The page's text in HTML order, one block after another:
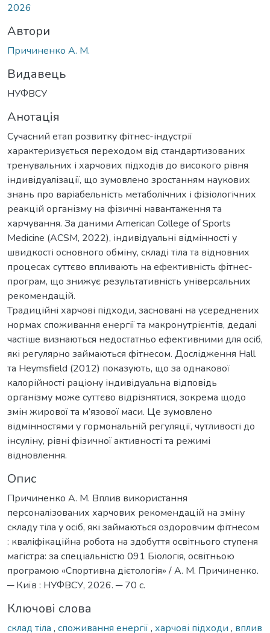
2026
Автори
Причиненко А. М.
Видавець
НУФВСУ
Анотація
Сучасний етап розвитку фітнес-індустрії
характеризується переходом від стандартизованих
тренувальних і харчових підходів до високого рівня
індивідуалізації, що зумовлено зростанням наукових
знань про варіабельність метаболічних і фізіологічних
реакцій організму на фізичні навантаження та
харчування. За даними American College of Sports
Medicine (ACSM, 2022), індивідуальні відмінності у
швидкості основного обміну, складі тіла та відновних
процесах суттєво впливають на ефективність фітнес-
програм, що знижує результативність універсальних
рекомендацій.
Традиційні харчові підходи, засновані на усереднених
нормах споживання енергії та макронутрієнтів, дедалі
частіше визнаються недостатньо ефективними для осіб,
які регулярно займаються фітнесом. Дослідження Hall
та Heymsfield (2012) показують, що за однакової
калорійності раціону індивідуальна відповідь
організму може суттєво відрізнятися, зокрема щодо
змін жирової та м’язової маси. Це зумовлено
відмінностями у гормональній регуляції, чутливості до
інсуліну, рівні фізичної активності та режимі
відновлення.
Опис
Причиненко А. М. Вплив використання
персоналізованих харчових рекомендацій на зміну
складу тіла у осіб, які займаються оздоровчим фітнесом
: кваліфікаційна робота на здобуття освітнього ступеня
магістра: за спеціальністю 091 Біологія, освітньою
програмою «Спортивна дієтологія» / А. М. Причиненко.
─ Київ : НУФВСУ, 2026. ─ 70 с.
Ключові слова
склад тіла , споживання енергії, харчові підходи , вплив